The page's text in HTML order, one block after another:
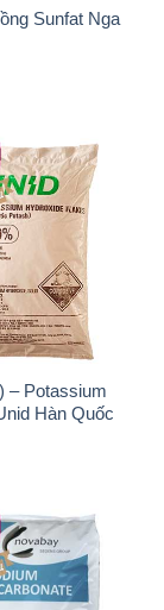
Sunfat Nga
– Potassium
Hàn Quốc